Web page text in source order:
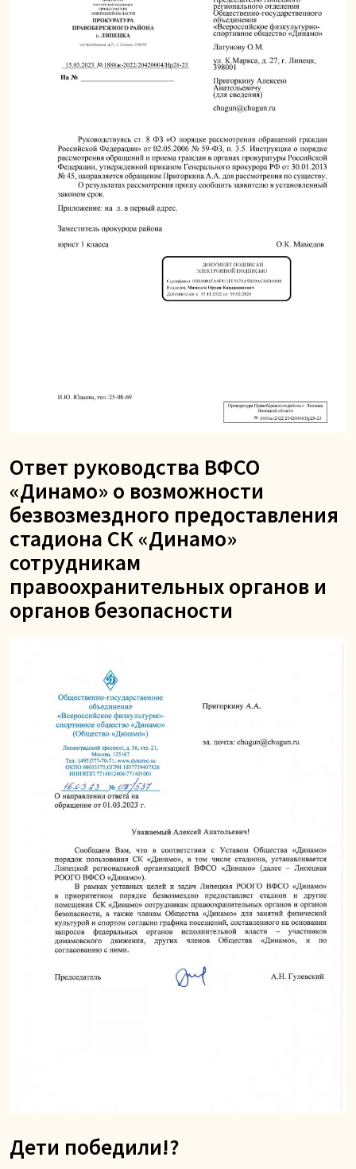
Ответ руководства ВФСО
«Динамо» о возможности
безвозмездного предоставления
стадиона СК «Динамо»
сотрудникам
правоохранительных органов и
органов безопасности
Дети победили!?